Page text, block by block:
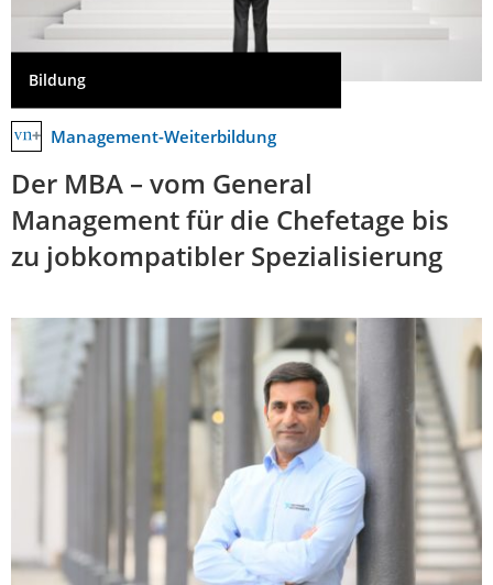
Bildung
Management-Weiterbildung
Der MBA – vom General
Management für die Chefetage bis
zu jobkompatibler Spezialisierung